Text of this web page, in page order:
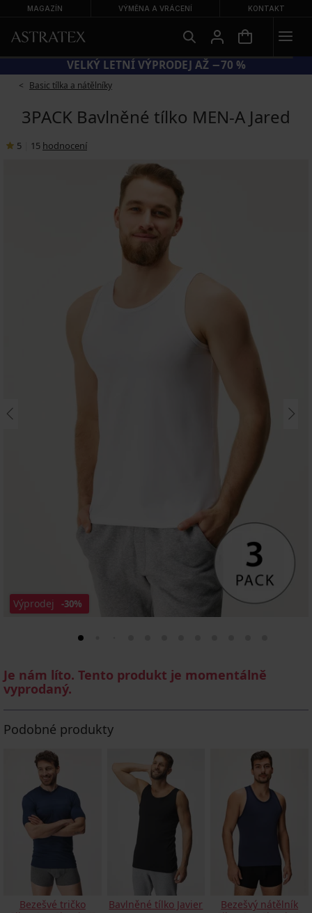
MAGAZÍN VÝMĚNA A VRÁCENÍ KONTAKT
= PODPRSENKY −20 %
Basic tílka a nátělníky
3PACK Bavlněné tílko MEN-A Jared
5 15 hodnocení
Výprodej -30%
Je nám líto. Tento produkt je momentálně
vyprodaný.
Podobné produkty
Bezešvé tričko
Bavlněné tílko Javier
Bezešvý nátělník